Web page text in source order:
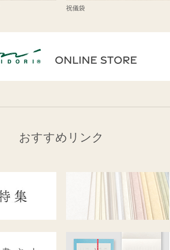
祝儀袋
おすすめリンク